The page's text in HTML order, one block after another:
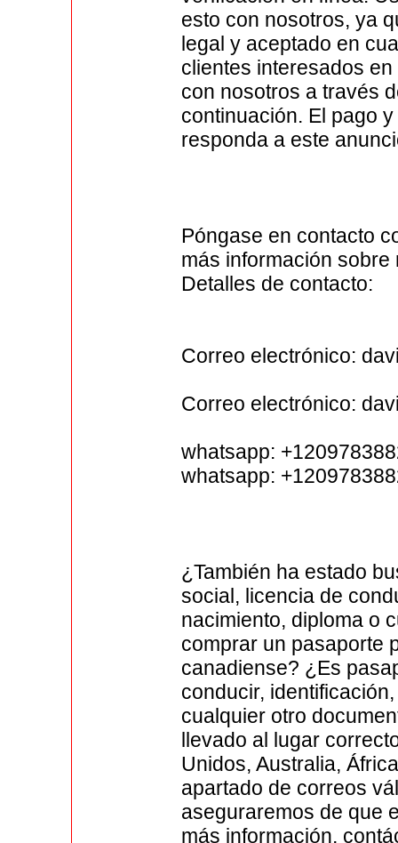
esto con nosotros, ya
legal y aceptado en
clientes interesados
con nosotros a través
continuación. El pago
responda a este
Póngase en contacto
más información
Detalles de contacto:
Correo electrónico:
Correo electrónico:
whatsapp:
whatsapp:
¿También ha estado
social, licencia de
nacimiento, diploma o
comprar un pasaporte
canadiense? ¿Es
conducir,
cualquier otro
llevado al lugar
Unidos, Australia,
apartado de correos
aseguraremos de que
más información,